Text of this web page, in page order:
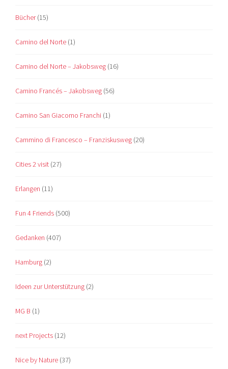
Bücher(15)
Camino del Norte (1)
Camino del Norte – Jakobsweg (16)
Camino Francés – Jakobsweg (56)
Camino San Giacomo Franchi (1)
Cammino di Francesco – Franziskusweg (20)
Cities 2 visit (27)
Erlangen (11)
Fun 4 Friends (500)
Gedanken (407)
Hamburg (2)
Ideen zur Unterstützung (2)
MG B (1)
next Projects (12)
Nice by Nature (37)